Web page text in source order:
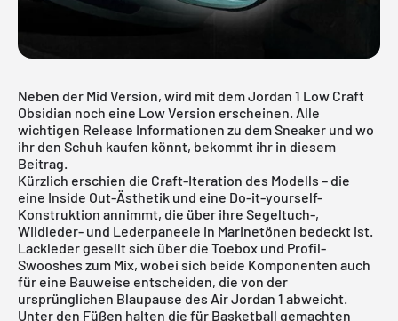
Neben der Mid Version, wird mit dem Jordan 1 Low Craft
Obsidian noch eine Low Version erscheinen. Alle
wichtigen Release Informationen zu dem Sneaker und wo
ihr den Schuh kaufen könnt, bekommt ihr in diesem
Beitrag.
Kürzlich erschien die Craft-Iteration des Modells – die
eine Inside Out-Ästhetik und eine Do-it-yourself-
Konstruktion annimmt, die über ihre Segeltuch-,
Wildleder- und Lederpaneele in Marinetönen bedeckt ist.
Lackleder gesellt sich über die Toebox und Profil-
Swooshes zum Mix, wobei sich beide Komponenten auch
für eine Bauweise entscheiden, die von der
ursprünglichen Blaupause des Air Jordan 1 abweicht.
Unter den Füßen halten die für Basketball gemachten